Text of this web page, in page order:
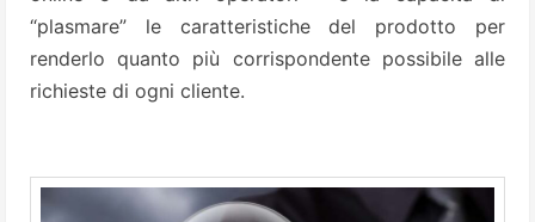
“plasmare” le caratteristiche del prodotto per
renderlo quanto più corrispondente possibile alle
richieste di ogni cliente.